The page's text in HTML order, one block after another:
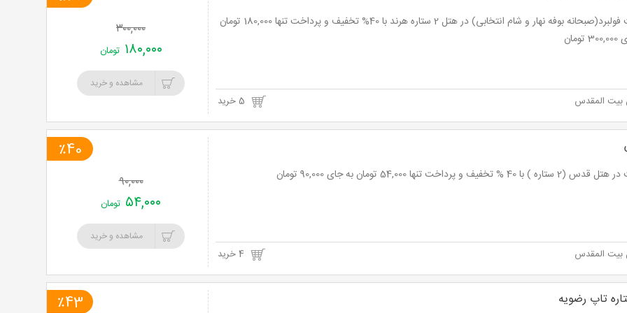
اقامت فولبرد(صبحانه بوفه نهار و شام انتخابی) در هتل 2 ستاره هرند با 40% تخفیف و پرداخت تنها 180,000 تومان
بیت المقدس
۳۰۰,۰۰۰
۱۸۰,۰۰۰ تومان
مشاهده و خرید
) با 40 % تخفیف و پرداخت تنها 54,000 تومان به جای 90,000 تومان
بیت المقدس
٪40
۹۰,۰۰۰
۵۴,۰۰۰ تومان
مشاهده و خرید
٪43